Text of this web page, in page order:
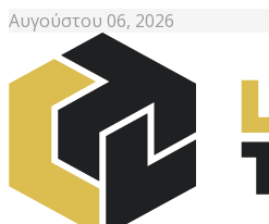
Αυγούστου 06, 2026